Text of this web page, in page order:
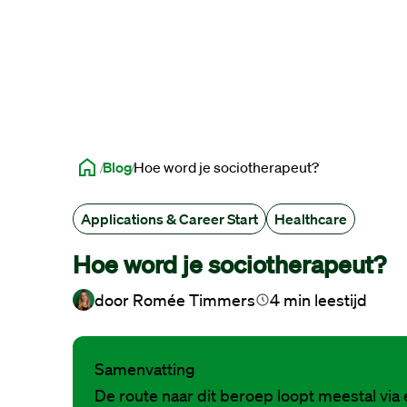
BlogHoe word je sociotherapeut?
Applications & Career Start Healthcare
Hoe word je sociotherapeut?
door Romée Timmers 4 min leestijd
Samenvatting
De route naar dit beroep loopt meestal via